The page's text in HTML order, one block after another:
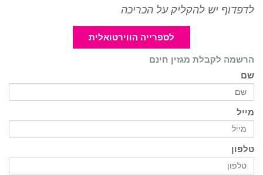
לדפדוף יש להקליק על הכריכה
לספרייה הווירטואלית
הרשמה לקבלת מגזין חינם
שם
מייל
טלפון